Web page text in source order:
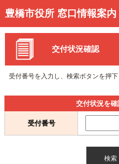
豊橋市役所 窓口情報案内
トップページ
事前予約
予約状況確認
待ち状況確認
交付状況確認
交付状況確認
受付番号を入力し、検索ボタンを押下
交付状況を
受付番号